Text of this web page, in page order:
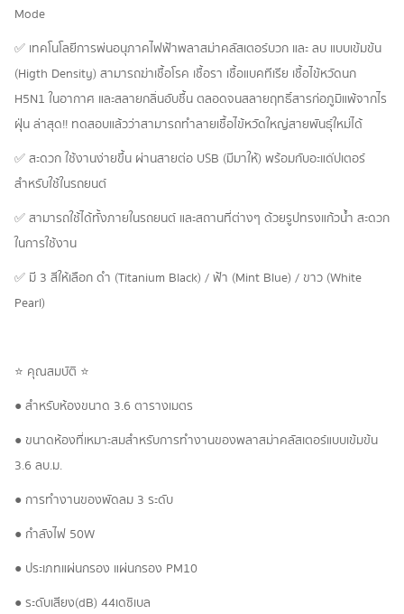
Mode
✅ เทคโนโลยีการพ่นอนุภาคไฟฟ้าพลาสม่าคลัสเตอร์บวก และ ลบ แบบเข้มข้น
(Higth Density) สามารถฆ่าเชื้อโรค เชื้อรา เชื้อแบคทีเรีย เชื้อไข้หวัดนก
H5N1 ในอากาศ และสลายกลิ่นอับชื้น ตลอดจนสลายฤทธิ์สารก่อภูมิแพ้จากไร
ฝุ่น ล่าสุด!! ทดสอบแล้วว่าสามารถทำลายเชื้อไข้หวัดใหญ่สายพันธุ์ใหม่ได้
✅ สะดวก ใช้งานง่ายขึ้น ผ่านสายต่อ USB (มีมาให้) พร้อมกับอะแด๊ปเตอร์
สำหรับใช้ในรถยนต์
✅ สามารถใช้ได้ทั้งภายในรถยนต์ และสถานที่ต่างๆ ด้วยรูปทรงแก้วน้ำ สะดวก
ในการใช้งาน
✅ มี 3 สีให้เลือก ดำ (Titanium Black) / ฟ้า (Mint Blue) / ขาว (White
Pearl)
⭐️ คุณสมบัติ ⭐️
● สำหรับห้องขนาด 3.6 ตารางเมตร
● ขนาดห้องที่เหมาะสมสำหรับการทำงานของพลาสม่าคลัสเตอร์แบบเข้มข้น
3.6 ลบ.ม.
● การทำงานของพัดลม 3 ระดับ
● กำลังไฟ 50W
● ประเภทแผ่นกรอง แผ่นกรอง PM10
● ระดับเสียง(dB) 44เดซิเบล